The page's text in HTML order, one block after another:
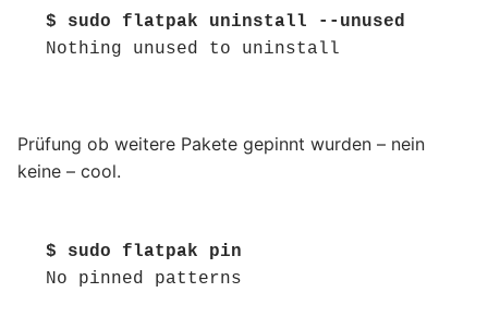
$ sudo flatpak uninstall --unused
Nothing unused to uninstall
Prüfung ob weitere Pakete gepinnt wurden – nein
keine – cool.
$ sudo flatpak pin
No pinned patterns